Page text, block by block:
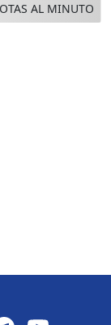
AL MINUTO